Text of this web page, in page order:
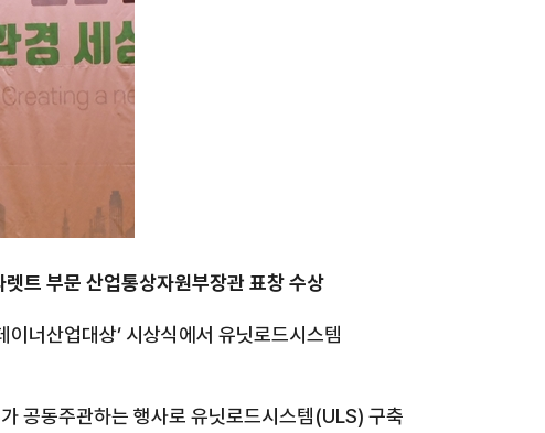
렛트 부문 산업통상자원부장관 표창 수상
이너산업대상’ 시상식에서 유닛로드시스템
공동주관하는 행사로 유닛로드시스템(ULS) 구축